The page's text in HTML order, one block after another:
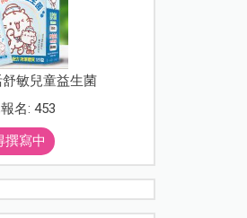
舒敏兒童益生菌
名: 453
撰寫中